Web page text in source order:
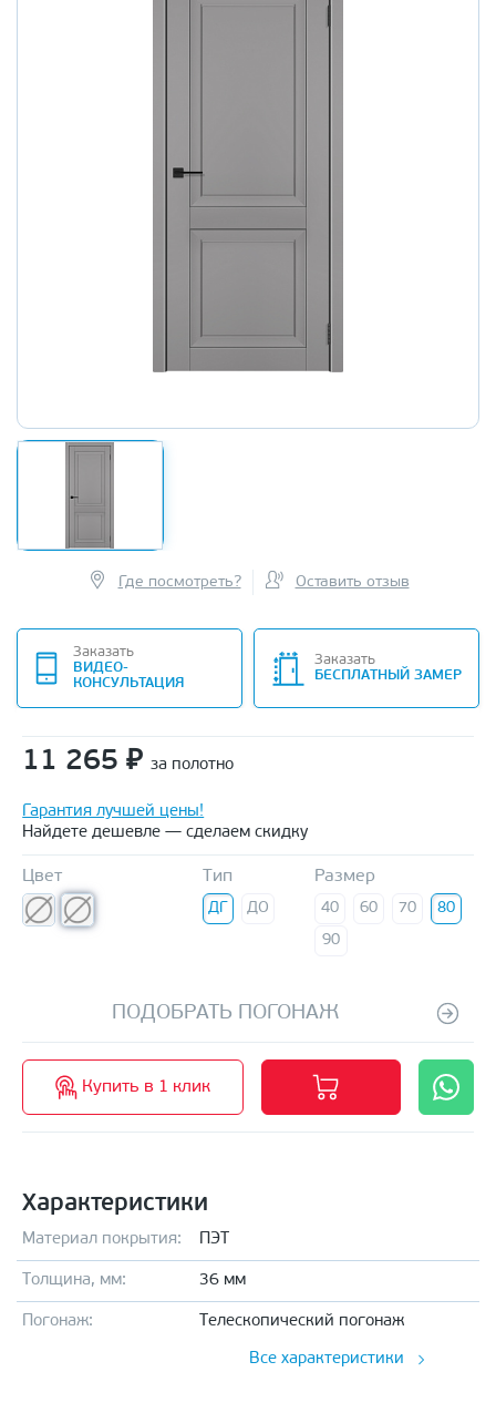
Где посмотреть? Оставить отзыв
Заказать
ВИДЕО-
КОНСУЛЬТАЦИЯ
Заказать
БЕСПЛАТНЫЙ ЗАМЕР
11 265 ₽ за полотно
Гарантия лучшей цены!
Найдете дешевле — сделаем скидку
Цвет Тип
ДГ ДО
Размер
40 60 70
80
90
ПОДОБРАТЬ ПОГОНАЖ
Купить в 1 клик
Характеристики
Материал покрытия: ПЭТ
Толщина, мм: 36 мм
Погонаж: Телескопический погонаж
Все характеристики